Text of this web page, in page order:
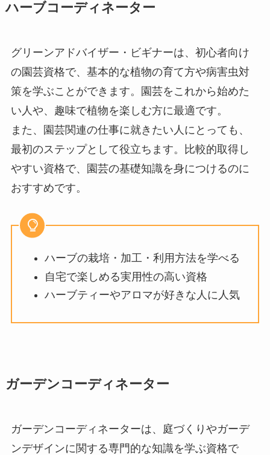
ハーブコーディネーター
グリーンアドバイザー・ビギナーは、初心者向け
の園芸資格で、基本的な植物の育て方や病害虫対
策を学ぶことができます。園芸をこれから始めた
い人や、趣味で植物を楽しむ方に最適です。
また、園芸関連の仕事に就きたい人にとっても、
最初のステップとして役立ちます。比較的取得し
やすい資格で、園芸の基礎知識を身につけるのに
おすすめです。
ハーブの栽培・加工・利用方法を学べる
自宅で楽しめる実用性の高い資格
ハーブティーやアロマが好きな人に人気
ガーデンコーディネーター
ガーデンコーディネーターは、庭づくりやガーデ
ンデザインに関する専門的な知識を学ぶ資格で